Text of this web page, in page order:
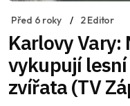
Před 6 roky 2 Editor
Karlovy Vary:
vykupují
zvířata (TV